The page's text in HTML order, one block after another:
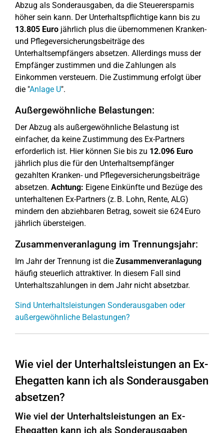
Abzug als Sonderausgaben, da die Steuerersparnis
höher sein kann. Der Unterhaltspflichtige kann bis zu
13.805 Euro jährlich plus die übernommenen Kranken-
und Pflegeversicherungsbeiträge des
Unterhaltsempfängers absetzen. Allerdings muss der
Empfänger zustimmen und die Zahlungen als
Einkommen versteuern. Die Zustimmung erfolgt über
die "Anlage U".
Außergewöhnliche Belastungen:
Der Abzug als außergewöhnliche Belastung ist
einfacher, da keine Zustimmung des Ex-Partners
erforderlich ist. Hier können Sie bis zu 12.096 Euro
jährlich plus die für den Unterhaltsempfänger
gezahlten Kranken- und Pflegeversicherungsbeiträge
absetzen. Achtung: Eigene Einkünfte und Bezüge des
unterhaltenen Ex-Partners (z. B. Lohn, Rente, ALG)
mindern den abziehbaren Betrag, soweit sie 624 Euro
jährlich übersteigen.
Zusammenveranlagung im Trennungsjahr:
Im Jahr der Trennung ist die Zusammenveranlagung
häufig steuerlich attraktiver. In diesem Fall sind
Unterhaltszahlungen in dem Jahr nicht absetzbar.
Sind Unterhaltsleistungen Sonderausgaben oder
außergewöhnliche Belastungen?
Wie viel der Unterhaltsleistungen an Ex-
Ehegatten kann ich als Sonderausgaben
absetzen?
Wie viel der Unterhaltsleistungen an Ex-
Ehegatten kann ich als Sonderausgaben